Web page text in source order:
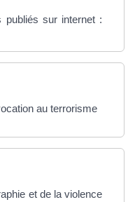
publiés sur internet :
au terrorisme
et de la violence